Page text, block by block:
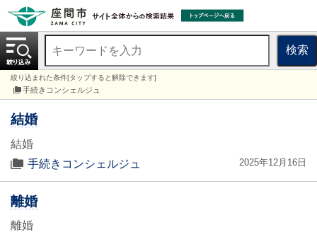
検索
絞り込まれた条件[タップすると解除できます]
手続きコンシェルジュ
結婚
結婚
手続きコンシェルジュ
2025年12月16日
離婚
離婚